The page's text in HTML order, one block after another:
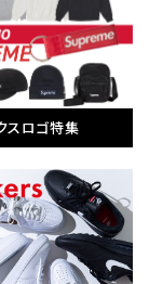
スロゴ特集